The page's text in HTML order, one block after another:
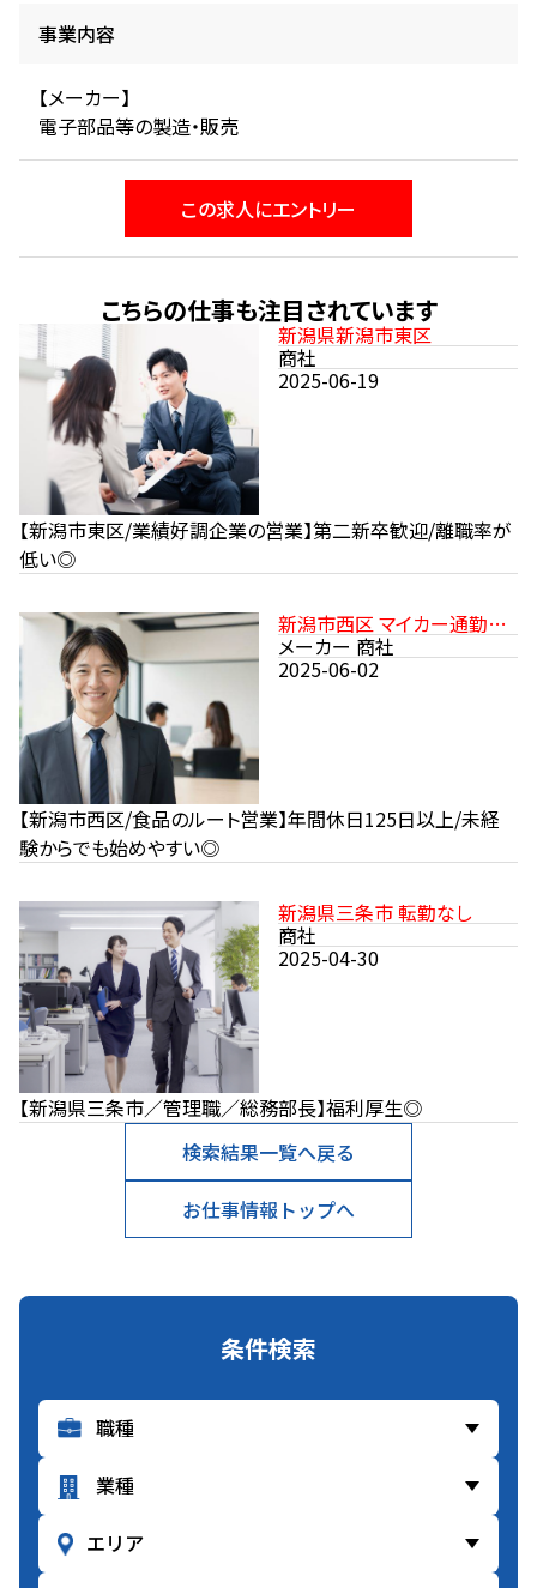
条件検索
事業内容
【メーカー】
電子部品等の製造・販売
この求人にエントリー
こちらの仕事も注目されています
新潟県新潟市東区
商社
2025-06-19
【新潟市東区/業績好調企業の営業】第二新卒歓迎/離職率が
低い◎
新潟市西区 マイカー通勤可
（無料駐車場あり） 転勤なし
メーカー 商社
2025-06-02
【新潟市西区/食品のルート営業】年間休日125日以上/未経
験からでも始めやすい◎
新潟県三条市 転勤なし
商社
2025-04-30
【新潟県三条市／管理職／総務部長】福利厚生◎
検索結果一覧へ戻る
お仕事情報トップへ